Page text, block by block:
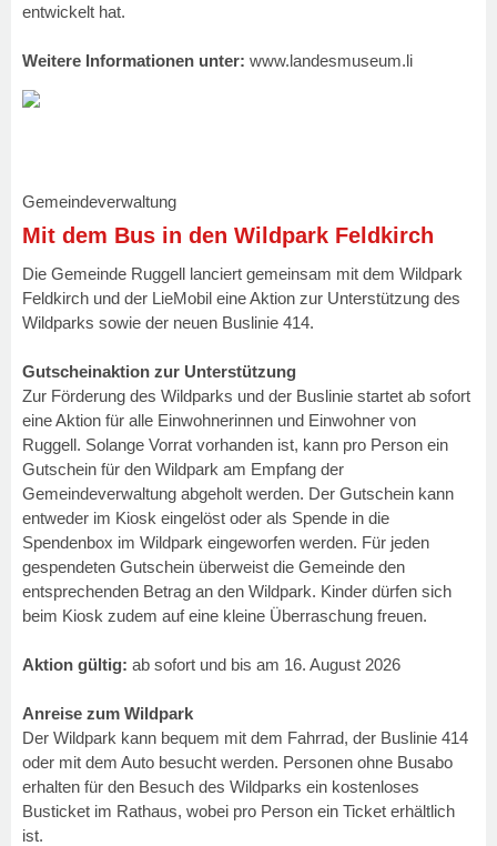
entwickelt hat.
Weitere Informationen unter: www.landesmuseum.li
Gemeindeverwaltung
Mit dem Bus in den Wildpark Feldkirch
Die Gemeinde Ruggell lanciert gemeinsam mit dem Wildpark
Feldkirch und der LieMobil eine Aktion zur Unterstützung des
Wildparks sowie der neuen Buslinie 414.
Gutscheinaktion zur Unterstützung
Zur Förderung des Wildparks und der Buslinie startet ab sofort
eine Aktion für alle Einwohnerinnen und Einwohner von
Ruggell. Solange Vorrat vorhanden ist, kann pro Person ein
Gutschein für den Wildpark am Empfang der
Gemeindeverwaltung abgeholt werden. Der Gutschein kann
entweder im Kiosk eingelöst oder als Spende in die
Spendenbox im Wildpark eingeworfen werden. Für jeden
gespendeten Gutschein überweist die Gemeinde den
entsprechenden Betrag an den Wildpark. Kinder dürfen sich
beim Kiosk zudem auf eine kleine Überraschung freuen.
Aktion gültig: ab sofort und bis am 16. August 2026
Anreise zum Wildpark
Der Wildpark kann bequem mit dem Fahrrad, der Buslinie 414
oder mit dem Auto besucht werden. Personen ohne Busabo
erhalten für den Besuch des Wildparks ein kostenloses
Busticket im Rathaus, wobei pro Person ein Ticket erhältlich
ist.